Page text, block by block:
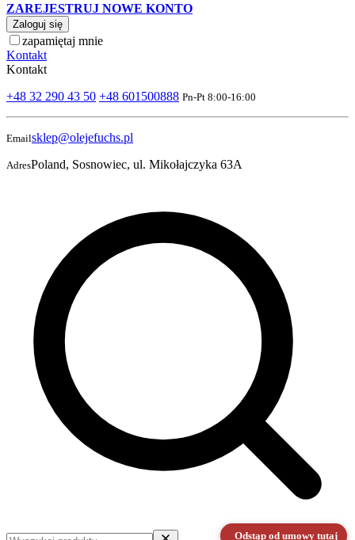
ZAREJESTRUJ NOWE KONTO
Zaloguj się
zapamiętaj mnie
Kontakt
Kontakt
+48 32 290 43 50 +48 601500888 Pn-Pt 8:00-16:00
Emailsklep@olejefuchs.pl
AdresPoland, Sosnowiec, ul. Mikołajczyka 63A
Odstąp od umowy tutaj